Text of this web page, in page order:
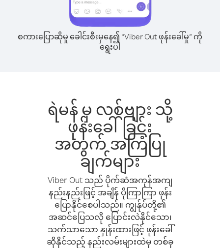
စကားပြောဆိုမှု ခေါင်းစီးမှနေ၍ “Viber Out ဖုန်းခေါ်မှု” ကို
ရွေးပါ
ရဲမန် မှ လစ်ဗျား သို့
ဖုန်းခေါ်ခြင်း
အတွက် အကြံပြု
ချက်များ
Viber Out သည် ပိုက်ဆံအကုန်အကျ
နည်းနည်းဖြင့် အချိန် ပိုကြာကြာ ဖုန်း
ပြောနိုင်စေပါသည်။ ကျွန်ုပ်တို့၏
အဆင်ပြေသလို ပြောင်းလဲနိုင်သော၊
သက်သာသော နှုန်းထားဖြင့် ဖုန်းခေါ်
ဆိုနိုင်သည့် နည်းလမ်းများထဲမှ တစ်ခု